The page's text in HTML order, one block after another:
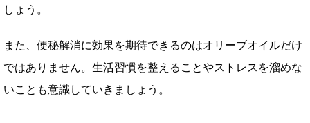
しょう。
また、便秘解消に効果を期待できるのはオリーブオイルだけ
ではありません。生活習慣を整えることやストレスを溜めな
いことも意識していきましょう。